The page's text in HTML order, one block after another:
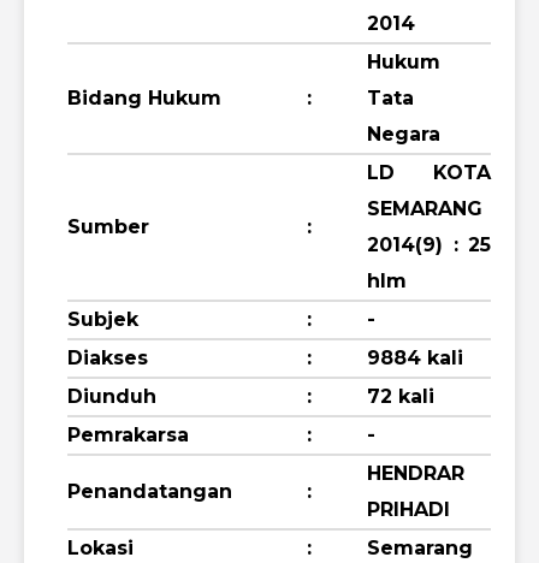
2014
Bidang Hukum :
Hukum
Tata
Negara
Sumber :
LD KOTA
SEMARANG
2014(9) : 25
hlm
Subjek
:
-
Diakses
:
9884 kali
Diunduh
:
72 kali
Pemrakarsa
: -
Penandatangan :
HENDRAR
PRIHADI
Lokasi
:
Semarang